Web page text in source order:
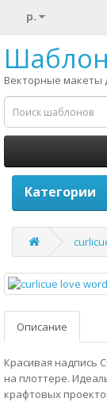
р.
Векторные макеты
Категории
Описание
Красивая надпись
на плоттере.
крафтовых